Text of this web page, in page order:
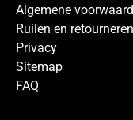
Algemene
Ruilen en retourneren
Privacy
Sitemap
FAQ